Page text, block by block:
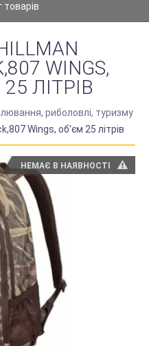
товарів
WINGS,
ЛІТРІВ
риболовлі, туризму
Wings, об'єм 25 літрів
НЕМАЄ В НАЯВНОСТІ